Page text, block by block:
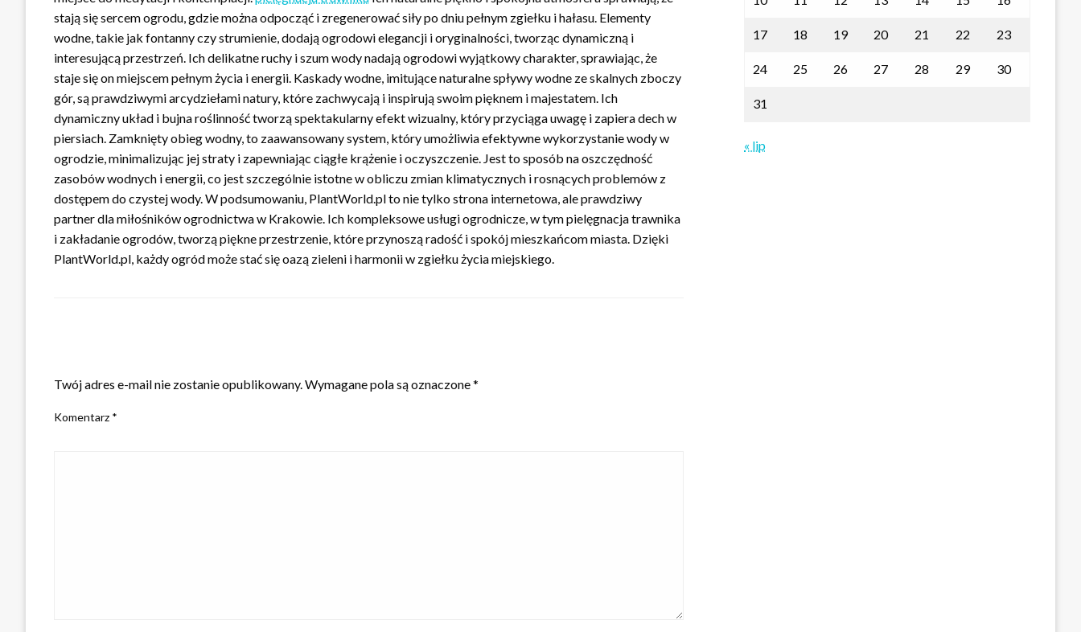
stają się sercem ogrodu, gdzie można odpocząć i zregenerować siły po dniu pełnym zgiełku i hałasu. Elementy
wodne, takie jak fontanny czy strumienie, dodają ogrodowi elegancji i oryginalności, tworząc dynamiczną i
interesującą przestrzeń. Ich delikatne ruchy i szum wody nadają ogrodowi wyjątkowy charakter, sprawiając, że
staje się on miejscem pełnym życia i energii. Kaskady wodne, imitujące naturalne spływy wodne ze skalnych zboczy
gór, są prawdziwymi arcydziełami natury, które zachwycają i inspirują swoim pięknem i majestatem. Ich
dynamiczny układ i bujna roślinność tworzą spektakularny efekt wizualny, który przyciąga uwagę i zapiera dech w
piersiach. Zamknięty obieg wodny, to zaawansowany system, który umożliwia efektywne wykorzystanie wody w
ogrodzie, minimalizując jej straty i zapewniając ciągłe krążenie i oczyszczenie. Jest to sposób na oszczędność
zasobów wodnych i energii, co jest szczególnie istotne w obliczu zmian klimatycznych i rosnących problemów z
dostępem do czystej wody. W podsumowaniu, PlantWorld.pl to nie tylko strona internetowa, ale prawdziwy
partner dla miłośników ogrodnictwa w Krakowie. Ich kompleksowe usługi ogrodnicze, w tym pielęgnacja trawnika
i zakładanie ogrodów, tworzą piękne przestrzenie, które przynoszą radość i spokój mieszkańcom miasta. Dzięki
PlantWorld.pl, każdy ogród może stać się oazą zieleni i harmonii w zgiełku życia miejskiego.
Twój adres e-mail nie zostanie opublikowany.Wymagane pola są oznaczone*
Komentarz *
17 18 19 20 21 22 23
24 25 26 27 28 29 30
31
« lip